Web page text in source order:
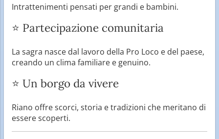
Intrattenimenti pensati per grandi e bambini.
⭐ Partecipazione comunitaria
La sagra nasce dal lavoro della Pro Loco e del paese,
creando un clima familiare e genuino.
⭐ Un borgo da vivere
Riano offre scorci, storia e tradizioni che meritano di
essere scoperti.